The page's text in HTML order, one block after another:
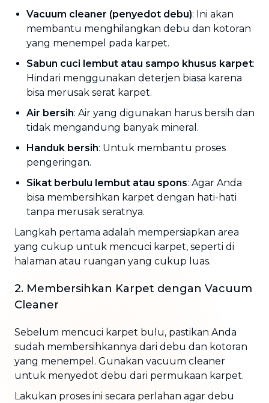
Vacuum cleaner (penyedot debu): Ini akan
membantu menghilangkan debu dan kotoran
yang menempel pada karpet.
Sabun cuci lembut atau sampo khusus karpet:
Hindari menggunakan deterjen biasa karena
bisa merusak serat karpet.
Air bersih: Air yang digunakan harus bersih dan
tidak mengandung banyak mineral.
Handuk bersih: Untuk membantu proses
pengeringan.
Sikat berbulu lembut atau spons: Agar Anda
bisa membersihkan karpet dengan hati-hati
tanpa merusak seratnya.
Langkah pertama adalah mempersiapkan area
yang cukup untuk mencuci karpet, seperti di
halaman atau ruangan yang cukup luas.
2. Membersihkan Karpet dengan Vacuum
Cleaner
Sebelum mencuci karpet bulu, pastikan Anda
sudah membersihkannya dari debu dan kotoran
yang menempel. Gunakan vacuum cleaner
untuk menyedot debu dari permukaan karpet.
Lakukan proses ini secara perlahan agar debu